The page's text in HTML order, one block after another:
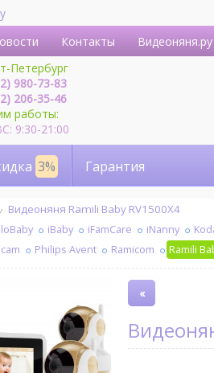
Контакты
Видеоняня.ру
Петербург
980-73-83
206-35-46
работы:
9:30-21:00
3% Гарантия
Видеоняня Ramili Baby RV1500X4
iBaby iFamCare iNanny
Philips Avent Ramicom Ramili
«